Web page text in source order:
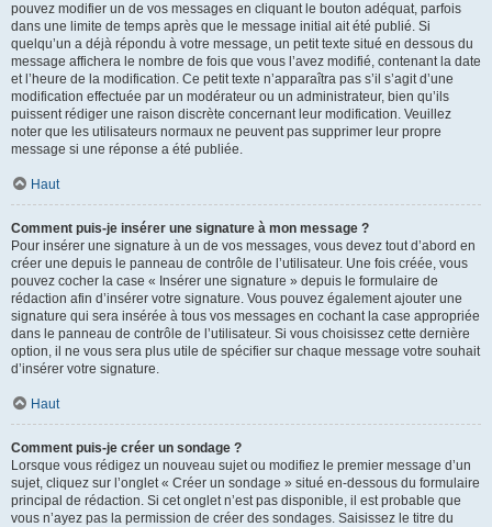
pouvez modifier un de vos messages en cliquant le bouton adéquat, parfois
dans une limite de temps après que le message initial ait été publié. Si
quelqu’un a déjà répondu à votre message, un petit texte situé en dessous du
message affichera le nombre de fois que vous l’avez modifié, contenant la date
et l’heure de la modification. Ce petit texte n’apparaîtra pas s’il s’agit d’une
modification effectuée par un modérateur ou un administrateur, bien qu’ils
puissent rédiger une raison discrète concernant leur modification. Veuillez
noter que les utilisateurs normaux ne peuvent pas supprimer leur propre
message si une réponse a été publiée.
Haut
Comment puis-je insérer une signature à mon message ?
Pour insérer une signature à un de vos messages, vous devez tout d’abord en
créer une depuis le panneau de contrôle de l’utilisateur. Une fois créée, vous
pouvez cocher la case « Insérer une signature » depuis le formulaire de
rédaction afin d’insérer votre signature. Vous pouvez également ajouter une
signature qui sera insérée à tous vos messages en cochant la case appropriée
dans le panneau de contrôle de l’utilisateur. Si vous choisissez cette dernière
option, il ne vous sera plus utile de spécifier sur chaque message votre souhait
d’insérer votre signature.
Haut
Comment puis-je créer un sondage ?
Lorsque vous rédigez un nouveau sujet ou modifiez le premier message d’un
sujet, cliquez sur l’onglet « Créer un sondage » situé en-dessous du formulaire
principal de rédaction. Si cet onglet n’est pas disponible, il est probable que
vous n’ayez pas la permission de créer des sondages. Saisissez le titre du